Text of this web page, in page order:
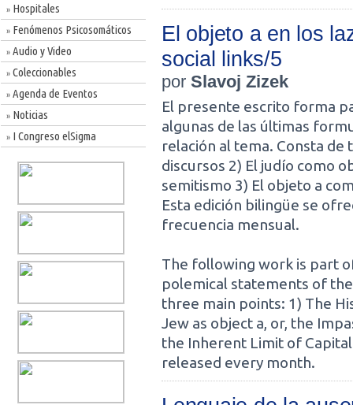
» Hospitales
» Fenómenos Psicosomáticos
» Audio y Video
» Coleccionables
» Agenda de Eventos
» Noticias
» I Congreso elSigma
El objeto a en los
social links/5
por Slavoj Zizek
El presente escrito forma
algunas de las últimas
relación al tema. Consta de
discursos 2) El judío como
semitismo 3) El objeto a
Esta edición bilingüe se
frecuencia mensual.
The following work is part
polemical statements of
three main points: 1) The
Jew as object a, or, the
the Inherent Limit of
released every month.